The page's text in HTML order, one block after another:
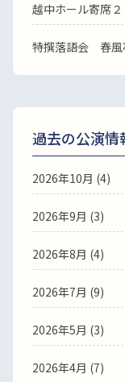
越中ホール寄席
特撰落語会 春
過去の公演情
2026年10月 (4)
2026年9月 (3)
2026年8月 (4)
2026年7月 (9)
2026年5月 (3)
2026年4月 (7)